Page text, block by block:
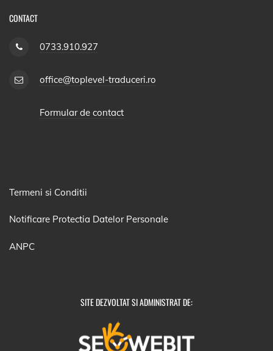
CONTACT
0733.910.927
office@toplevel-traduceri.ro
Formular de contact
Termeni si Conditii
Notificare Protectia Datelor Personale
ANPC
SITE DEZVOLTAT SI ADMINISTRAT DE: